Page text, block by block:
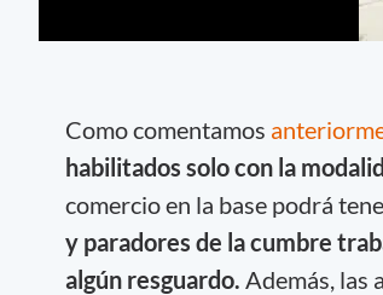
Como comentamos
habilitados solo con la
comercio en la base podrá
y paradores de la cumbre
algún resguardo. Además, las